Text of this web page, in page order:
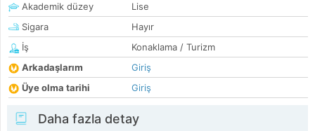
Akademik düzey
Lise
Sigara
Hayır
İş
Konaklama / Turizm
Arkadaşlarım
Giriş
Üye olma tarihi
Giriş
Daha fazla detay